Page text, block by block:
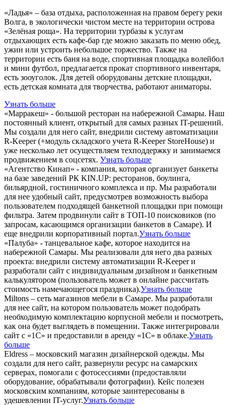
«Ладья» – база отдыха, расположенная на правом берегу реки
Волга, в экологически чистом месте на территории острова
«Зелёная роща». На территории турбазы к услугам
отдыхающих есть кафе-бар где можно заказать по меню обед,
ужин или устроить небольшое торжество. Также на
территории есть баня на воде, спортивная площадка волейбол
и мини футбол, предлагается прокат спортивного инвентаря,
есть зооуголок. Для детей оборудованы детские площадки,
есть детская комната для творчества, работают аниматоры.
Узнать больше
«Марракеш» - большой ресторан на набережной Самары. Наш
постоянный клиент, открытый для самых разных IT-решений.
Мы создали для него сайт, внедрили систему автоматизации
R-Keeper (+модуль складского учета R-Keeper StoreHouse) и
уже несколько лет осуществляем техподдержку и занимаемся
продвижением в соцсетях. Узнать больше
«Агентство Кинап» - компания, которая организует банкеты
на базе заведений РК KIN.UP: ресторанов, боулинга,
бильярдной, гостиничного комплекса и пр. Мы разработали
для нее удобный сайт, предусмотрев возможность выбора
пользователем подходящей банкетной площадки при помощи
фильтра. Затем продвинули сайт в ТОП-10 поисковиков (по
запросам, касающимся организации банкетов в Самаре). И
еще внедрили корпоративный портал.Узнать больше
«Палуба» - танцевальное кафе, которое находится на
набережной Самары. Мы реализовали для него два разных
проекта: внедрили систему автоматизации R-Keeper и
разработали сайт с индивидуальным дизайном и банкетным
калькулятором (пользователь может в онлайне рассчитать
стоимость намечающегося праздника).Узнать больше
Miltons – сеть магазинов мебели в Самаре. Мы разработали
для нее сайт, на котором пользователь может подобрать
необходимую комплектацию корпусной мебели и посмотреть,
как она будет выглядеть в помещении. Также интегрировали
сайт с «1С» и предоставили в аренду «1С» в облаке.Узнать
больше
Eldress – московский магазин дизайнерской одежды. Мы
создали для него сайт, развернули ресурс на самарских
серверах, помогали с фотосессиями (предоставляли
оборудование, обрабатывали фотографии). Кейс полезен
московским компаниям, которые заинтересованы в
удешевлении IT-услуг.Узнать больше